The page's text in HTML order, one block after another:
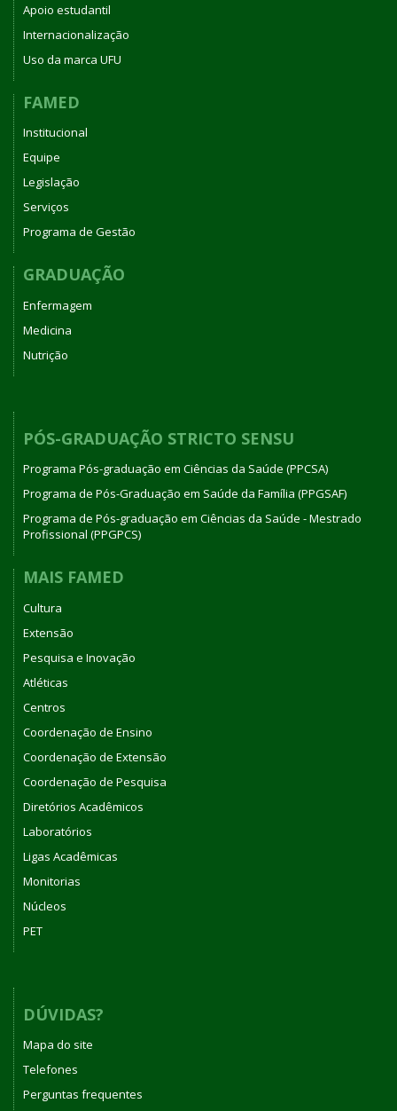
Apoio estudantil
Internacionalização
Uso da marca UFU
FAMED
Institucional
Equipe
Legislação
Serviços
Programa de Gestão
GRADUAÇÃO
Enfermagem
Medicina
Nutrição
PÓS-GRADUAÇÃO STRICTO SENSU
Programa Pós-graduação em Ciências da Saúde (PPCSA)
Programa de Pós-Graduação em Saúde da Família (PPGSAF)
Programa de Pós-graduação em Ciências da Saúde - Mestrado
Profissional (PPGPCS)
MAIS FAMED
Cultura
Extensão
Pesquisa e Inovação
Atléticas
Centros
Coordenação de Ensino
Coordenação de Extensão
Coordenação de Pesquisa
Diretórios Acadêmicos
Laboratórios
Ligas Acadêmicas
Monitorias
Núcleos
PET
DÚVIDAS?
Mapa do site
Telefones
Perguntas frequentes